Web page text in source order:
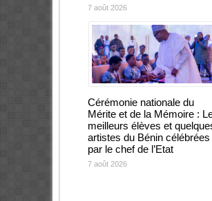
7 août 2026
Cérémonie nationale du
Mérite et de la Mémoire :
meilleurs élèves et
artistes du Bénin célébrées
par le chef de l’Etat
7 août 2026